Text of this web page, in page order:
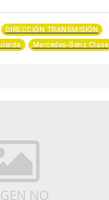
DIRECCIÓN TRANSMISIÓN
Mercedes-Benz Clase